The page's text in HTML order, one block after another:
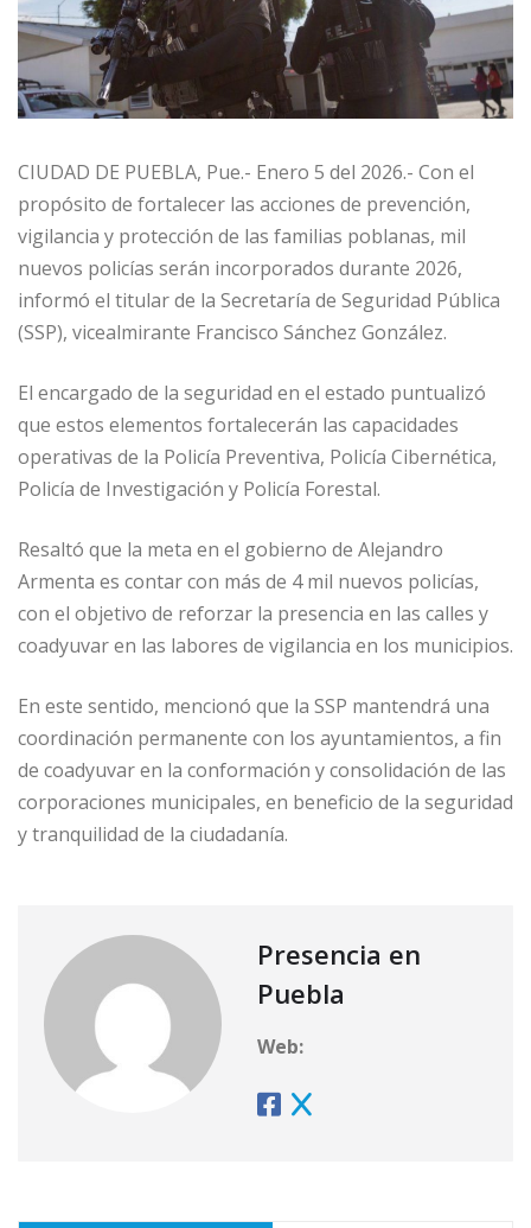
CIUDAD DE PUEBLA, Pue.- Enero 5 del 2026.- Con el
propósito de fortalecer las acciones de prevención,
vigilancia y protección de las familias poblanas, mil
nuevos policías serán incorporados durante 2026,
informó el titular de la Secretaría de Seguridad Pública
(SSP), vicealmirante Francisco Sánchez González.
El encargado de la seguridad en el estado puntualizó
que estos elementos fortalecerán las capacidades
operativas de la Policía Preventiva, Policía Cibernética,
Policía de Investigación y Policía Forestal.
Resaltó que la meta en el gobierno de Alejandro
Armenta es contar con más de 4 mil nuevos policías,
con el objetivo de reforzar la presencia en las calles y
coadyuvar en las labores de vigilancia en los municipios.
En este sentido, mencionó que la SSP mantendrá una
coordinación permanente con los ayuntamientos, a fin
de coadyuvar en la conformación y consolidación de las
corporaciones municipales, en beneficio de la seguridad
y tranquilidad de la ciudadanía.
Presencia en
Puebla
Web: